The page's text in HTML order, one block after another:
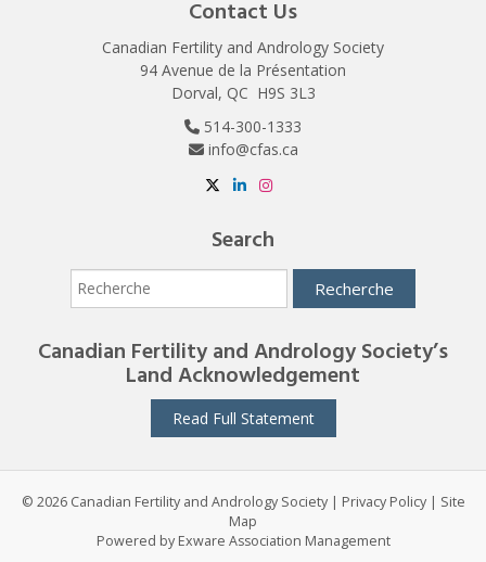
Contact Us
Canadian Fertility and Andrology Society
94 Avenue de la Présentation
Dorval, QC H9S 3L3
514-300-1333
info@cfas.ca
Search
Canadian Fertility and Andrology Society’s
Land Acknowledgement
Read Full Statement
© 2026 Canadian Fertility and Andrology Society | Privacy Policy | Site
Map
Powered by Exware Association Management